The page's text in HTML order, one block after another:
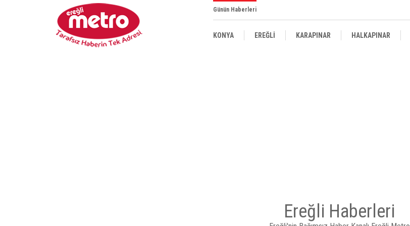
Günün Haberleri
KONYA EREĞLİ KARAPINAR HALKAPINAR
Ereğli Haberleri